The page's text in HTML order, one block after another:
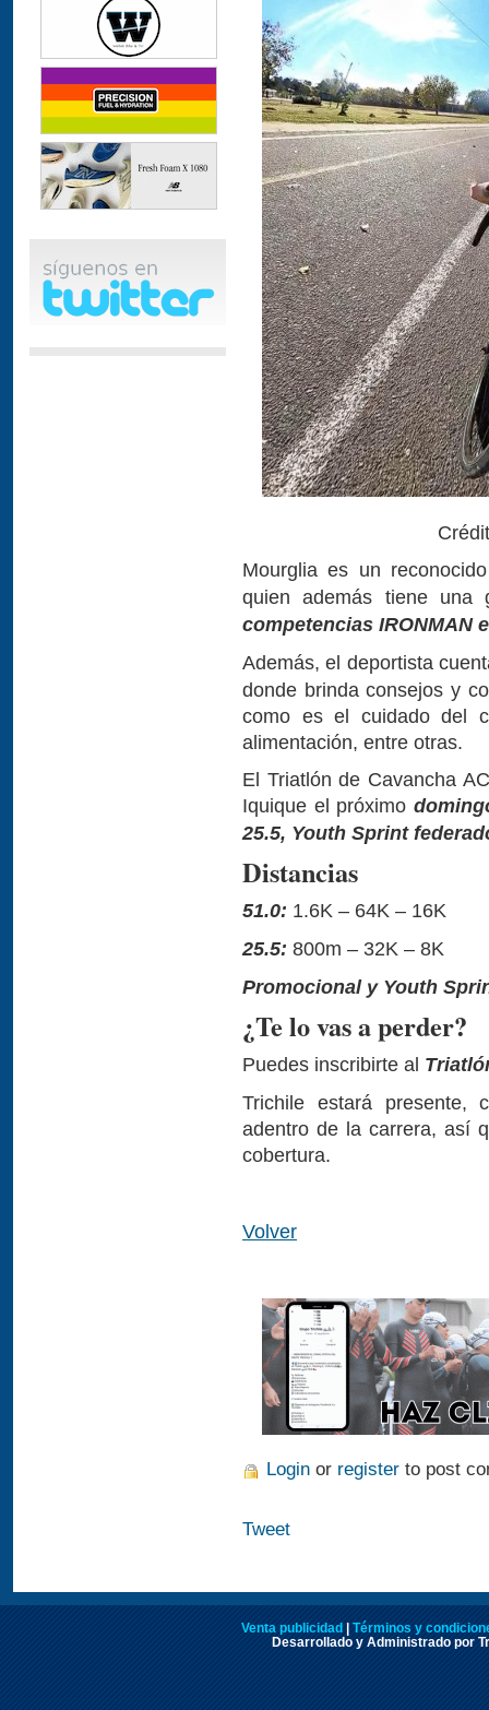
Mourglia es un
quien además tiene
competencias IRONMAN
Además, el deportista
donde brinda consejos y
como es el cuidado del
alimentación, entre otras.
El Triatlón de Cavancha
Iquique el próximo
25.5, Youth Sprint
Distancias
51.0: 1.6K – 64K – 16K
25.5: 800m – 32K – 8K
Promocional y Youth
¿Te lo vas a perder?
Puedes inscribirte al
Trichile estará presente,
adentro de la carrera, así
cobertura.
Volver
Login or register to post
Tweet
Venta publicidad | Términos y
Desarrollado y Administrado por